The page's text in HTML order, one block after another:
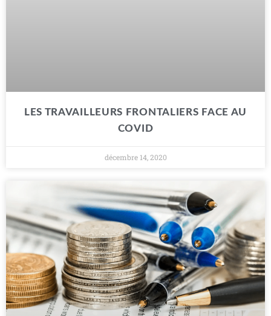
LES TRAVAILLEURS FRONTALIERS FACE AU
COVID
décembre 14, 2020